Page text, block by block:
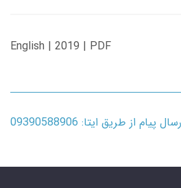
English | 2019 | PDF
پیام از طریق ایتا: 09390588906